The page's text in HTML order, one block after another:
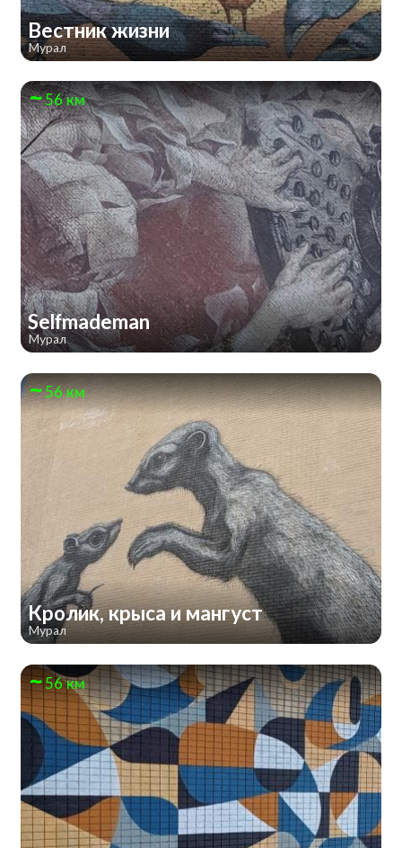
Вестник жизни
Мурал
56 км
Selfmademan
Мурал
56 км
Кролик, крыса и мангуст
Мурал
56 км